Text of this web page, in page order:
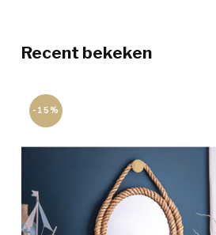
Recent bekeken
-15%